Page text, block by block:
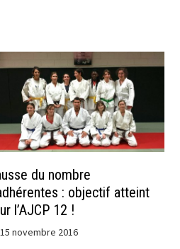
du nombre
: objectif atteint
l’AJCP 12 !
15 novembre 2016